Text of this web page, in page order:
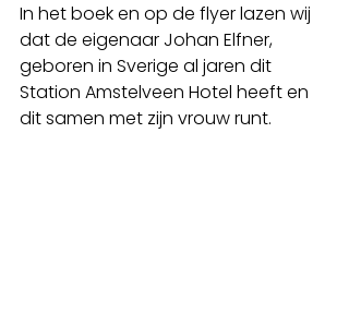
In het boek en op de flyer lazen wij
dat de eigenaar Johan Elfner,
geboren in Sverige al jaren dit
Station Amstelveen Hotel heeft en
dit samen met zijn vrouw runt.